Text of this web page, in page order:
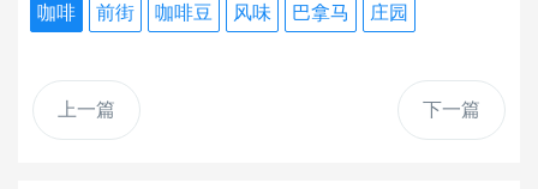
咖啡 前街 咖啡豆 风味 巴拿马 庄园
上一篇 下一篇